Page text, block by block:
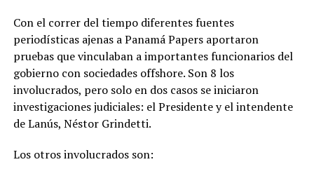
Con el correr del tiempo diferentes fuentes
periodísticas ajenas a Panamá Papers aportaron
pruebas que vinculaban a importantes funcionarios del
gobierno con sociedades offshore. Son 8 los
involucrados, pero solo en dos casos se iniciaron
investigaciones judiciales: el Presidente y el intendente
de Lanús, Néstor Grindetti.
Los otros involucrados son: